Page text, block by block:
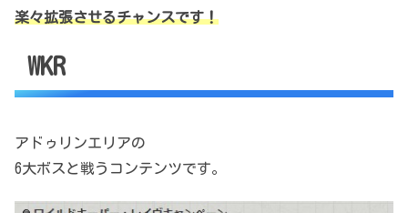
楽々拡張させるチャンスです！
WKR
アドゥリンエリアの
6大ボスと戦うコンテンツです。